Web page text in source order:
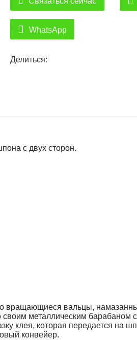
WhatsApp
Делиться:
с двух сторон.
вращающиеся вальцы,
своим металлическим барабаном
клея, которая передается на
конвейер.